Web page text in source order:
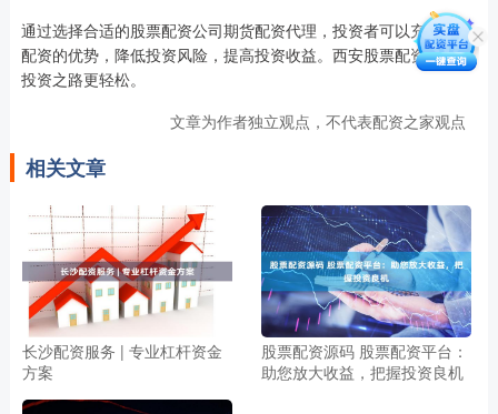
通过选择合适的股票配资公司期货配资代理，投资者可以充分利用
配资的优势，降低投资风险，提高投资收益。西安股票配资，助您
投资之路更轻松。
文章为作者独立观点，不代表配资之家观点
相关文章
长沙配资服务 | 专业杠杆资金
方案
股票配资源码 股票配资平台：
助您放大收益，把握投资良机